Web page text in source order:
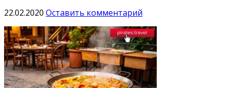
22.02.2020 Оставить комментарий